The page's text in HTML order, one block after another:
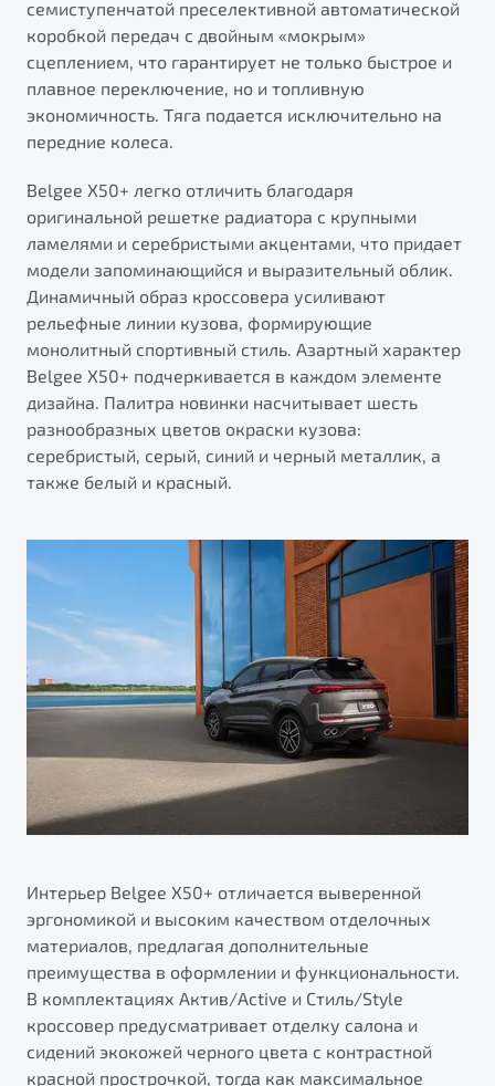
семиступенчатой преселективной автоматической
коробкой передач с двойным «мокрым»
сцеплением, что гарантирует не только быстрое и
плавное переключение, но и топливную
экономичность. Тяга подается исключительно на
передние колеса.
Belgee X50+ легко отличить благодаря
оригинальной решетке радиатора с крупными
ламелями и серебристыми акцентами, что придает
модели запоминающийся и выразительный облик.
Динамичный образ кроссовера усиливают
рельефные линии кузова, формирующие
монолитный спортивный стиль. Азартный характер
Belgee X50+ подчеркивается в каждом элементе
дизайна. Палитра новинки насчитывает шесть
разнообразных цветов окраски кузова:
серебристый, серый, синий и черный металлик, а
также белый и красный.
Интерьер Belgee X50+ отличается выверенной
эргономикой и высоким качеством отделочных
материалов, предлагая дополнительные
преимущества в оформлении и функциональности.
В комплектациях Актив/Active и Стиль/Style
кроссовер предусматривает отделку салона и
сидений экокожей черного цвета с контрастной
красной прострочкой, тогда как максимальное